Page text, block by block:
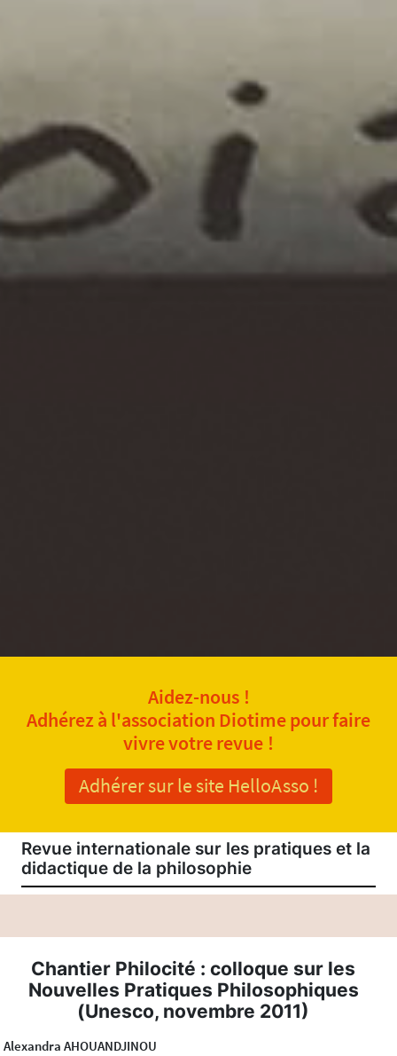
Aidez-nous !
Adhérez à l'association Diotime pour faire
vivre votre revue !
Adhérer sur le site HelloAsso !
Revue internationale sur les pratiques et la
didactique de la philosophie
Chantier Philocité : colloque sur les
Nouvelles Pratiques Philosophiques
(Unesco, novembre 2011)
Alexandra AHOUANDJINOU